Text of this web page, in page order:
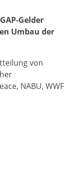
Gelder
Umbau der
von
NABU, WWF